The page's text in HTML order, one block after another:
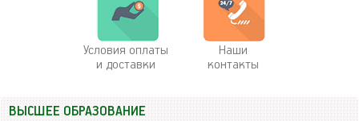
Условия оплаты
и доставки
Наши
контакты
ВЫСШЕЕ ОБРАЗОВАНИЕ